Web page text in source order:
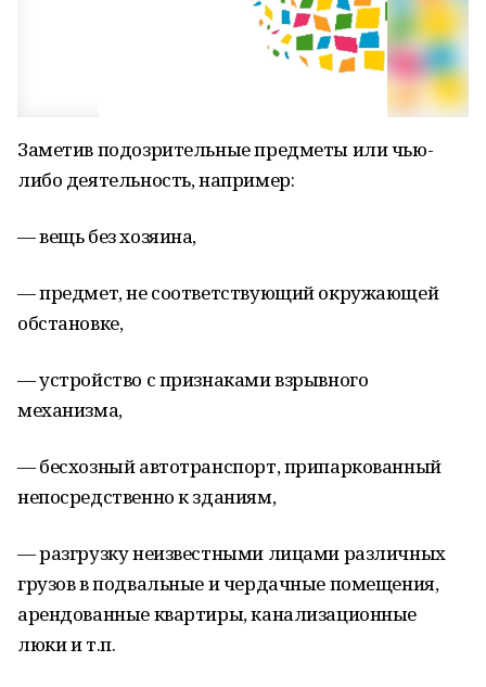
Заметив подозрительные предметы или чью-
либо деятельность, например:
— вещь без хозяина,
— предмет, не соответствующий окружающей
обстановке,
— устройство с признаками взрывного
механизма,
— бесхозный автотранспорт, припаркованный
непосредственно к зданиям,
— разгрузку неизвестными лицами различных
грузов в подвальные и чердачные помещения,
арендованные квартиры, канализационные
люки и т.п.